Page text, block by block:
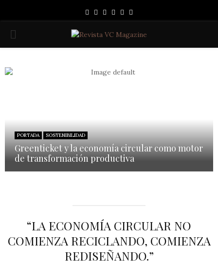
Facebook
Instagram
Linkedin
Youtube
Spotify
PRIMARY
PORTADA SOSTENIBILIDAD
Greenticket y la economía circular como motor
de transformación productiva
“LA ECONOMÍA CIRCULAR NO
COMIENZA RECICLANDO, COMIENZA
REDISEÑANDO.”